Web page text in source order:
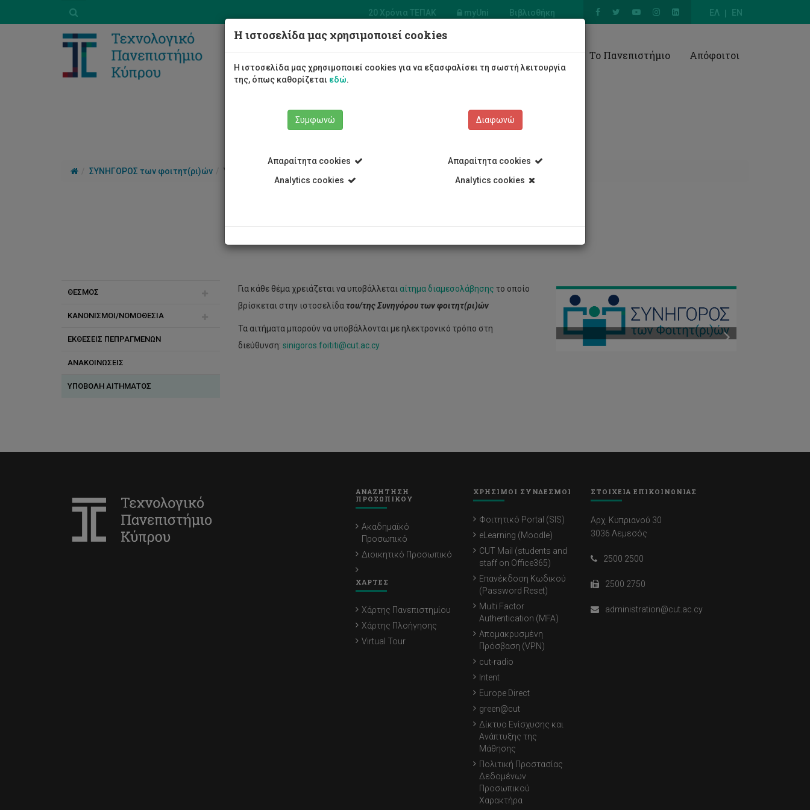
ΕΛ EN
20 Χρόνια ΤΕΠΑΚ myUni Βιβλιοθήκη
Φοιτητές/τριες Σπουδές Έρευνα Το Πανεπιστήμιο Απόφοιτοι
ΣΥΝΗΓΟΡΟΣ των φοιτητ(ρι)ών ΥΠΟΒΟΛΗ ΑΙΤΗΜΑΤΟΣ
ΘΕΣΜΟΣ
ΕΞΕΤΑΣΗ ΠΕΡΙΠΤΩΣΕΩΝ
ΟΡΟΙ ΕΝΤΟΛΗΣ
ΚΑΝΟΝΙΣΜΟΙ/ΝΟΜΟΘΕΣΙΑ
ΕΘΝΙΚΑ ΚΕΙΜΕΝΑ
ΔΙΕΘΝΗ ΚΕΙΜΕΝΑ
ΘΕΣΜΙΚΕΣ ΑΠΟΦΑΣΕΙΣ
ΕΚΘΕΣΕΙΣ ΠΕΠΡΑΓΜΕΝΩΝ
ΑΝΑΚΟΙΝΩΣΕΙΣ
ΥΠΟΒΟΛΗ ΑΙΤΗΜΑΤΟΣ
Υποβολή Αιτήματος
Για κάθε θέμα χρειάζεται να υποβάλλεται αίτημα διαμεσολάβησης το οποίο
βρίσκεται στην ιστοσελίδα του/της Συνηγόρου των φοιτητ(ρι)ών
Τα αιτήματα μπορούν να υποβάλλονται με ηλεκτρονικό τρόπο στη
διεύθυνση: sinigoros.foititi@cut.ac.cy
ΑΝΑΖΗΤΗΣΗ
ΠΡΟΣΩΠΙΚΟΥ
Ακαδημαϊκό
Προσωπικό
Διοικητικό Προσωπικό
ΧΑΡΤΕΣ
Χάρτης Πανεπιστημίου
Χάρτης Πλοήγησης
Virtual Tour
ΧΡΗΣΙΜΟΙ ΣΥΝΔΕΣΜΟΙ
Φοιτητικό Portal (SIS)
eLearning (Moodle)
CUT Mail (students and
staff on Office365)
Επανέκδοση Κωδικού
(Password Reset)
Multi Factor
Authentication (MFA)
Απομακρυσμένη
Πρόσβαση (VPN)
cut-radio
Intent
Europe Direct
green@cut
Δίκτυο Ενίσχυσης και
Ανάπτυξης της
Μάθησης
Πολιτική Προστασίας
Δεδομένων
Προσωπικού
Χαρακτήρα
ΣΤΟΙΧΕΙΑ ΕΠΙΚΟΙΝΩΝΙΑΣ
Αρχ. Κυπριανού 30
3036 Λεμεσός
2500 2500
2500 2750
administration@cut.ac.cy
Η ιστοσελίδα μας χρησιμοποιεί cookies
Η ιστοσελίδα μας χρησιμοποιεί cookies για να εξασφαλίσει τη σωστή λειτουργία
της, όπως καθορίζεται εδώ.
Συμφωνώ
Απαραίτητα cookies
Analytics cookies
Διαφωνώ
Απαραίτητα cookies
Analytics cookies